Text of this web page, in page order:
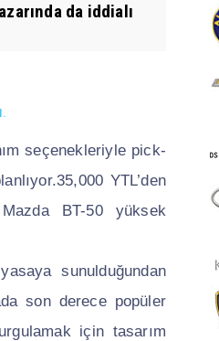
da iddialı
seçenekleriyle pick-
YTL’den
BT-50 yüksek
sunulduğundan
son derece popüler
için tasarım